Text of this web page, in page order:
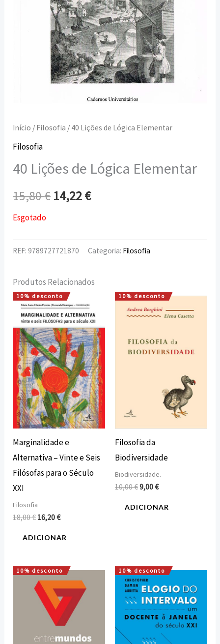
Início / Filosofia / 40 Lições de Lógica Elementar
Filosofia
40 Lições de Lógica Elementar
15,80€ 14,22€
Esgotado
REF:9789727721870 Categoria: Filosofia
Produtos Relacionados
10% desconto
Marginalidade e
Alternativa – Vinte e Seis
Filósofas para o Século
XXI
Filosofia
18,00€
O
preço
original
era:
18,00 €.
16,20€
O
preço
atual
é:
16,20 €.
ADICIONAR
10% desconto
Filosofia da
Biodiversidade
Biodiversidade.
10,00€
O
preço
original
10,00 €.
9,00€
O
preço
atual
9,00 €.
ADICIONAR
10% desconto
O
preço
original
era:
30,00 €.
O
é:
27,00 €.
10% desconto
O
preço
original
era:
17,40 €.
O
preço
atual
é:
15,66 €.